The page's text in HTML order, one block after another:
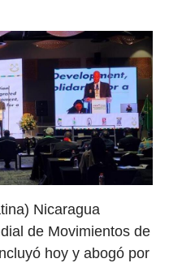
Nicaragua
de Movimientos de
hoy y abogó por